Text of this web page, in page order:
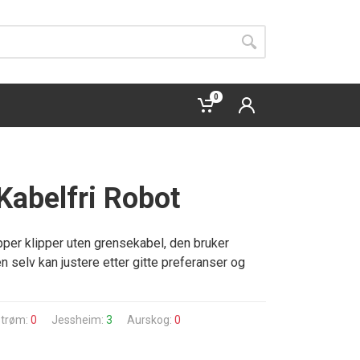
0
Robot
klipper uten grensekabel, den bruker
selv kan justere etter gitte preferanser og
0 Jessheim: 3 Aurskog: 0